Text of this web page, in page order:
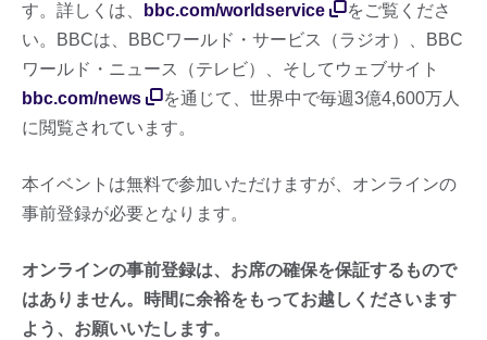
す。詳しくは、
bbc.com/worldservice
をご覧くださ
い。BBCは、BBCワールド・サービス（ラジオ）、BBC
ワールド・ニュース（テレビ）、そしてウェブサイト
bbc.com/news
を通じて、世界中で毎週3億4,600万人
に閲覧されています。
本イベントは無料で参加いただけますが、オンラインの
事前登録が必要となります。
オンラインの事前登録は、お席の確保を保証するもので
はありません。時間に余裕をもってお越しくださいます
よう、お願いいたします。